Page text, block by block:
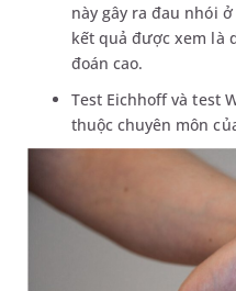
này gây ra đau nhói
kết quả được xem là
đoán cao.
Test Eichhoff và test
thuộc chuyên môn